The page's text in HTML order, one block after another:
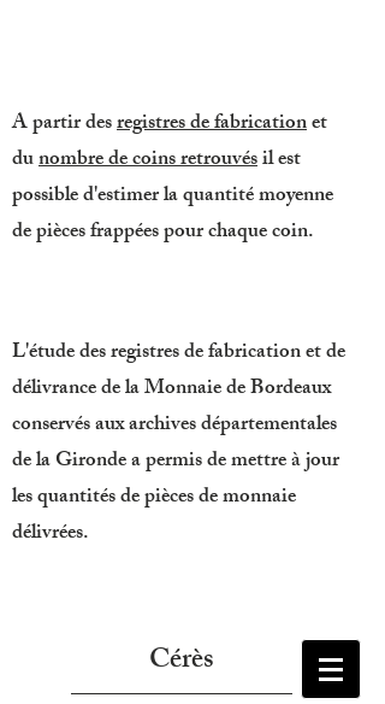
Cérès
L'étude des registres de fabrication et de
délivrance de la Monnaie de Bordeaux
conservés aux archives départementales
de la Gironde a permis de mettre à jour
les quantités de pièces de monnaie
délivrées.
A partir desregistres de fabricationet
dunombre de coins retrouvésil est
possible d'estimer la quantité moyenne
de pièces frappées pour chaque coin.